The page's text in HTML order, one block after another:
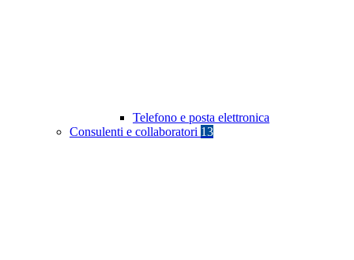
Telefono e posta elettronica
Consulenti e collaboratori 13